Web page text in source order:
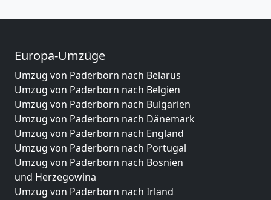
Europa-Umzüge
Umzug von Paderborn nach Belarus
Umzug von Paderborn nach Belgien
Umzug von Paderborn nach Bulgarien
Umzug von Paderborn nach Dänemark
Umzug von Paderborn nach England
Umzug von Paderborn nach Portugal
Umzug von Paderborn nach Bosnien
und Herzegowina
Umzug von Paderborn nach Irland